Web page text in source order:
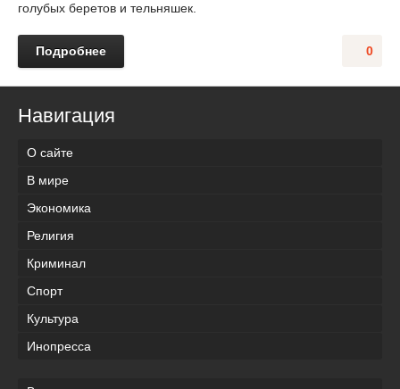
голубых беретов и тельняшек.
0
Подробнее
Навигация
О сайте
В мире
Экономика
Религия
Криминал
Спорт
Культура
Инопресса